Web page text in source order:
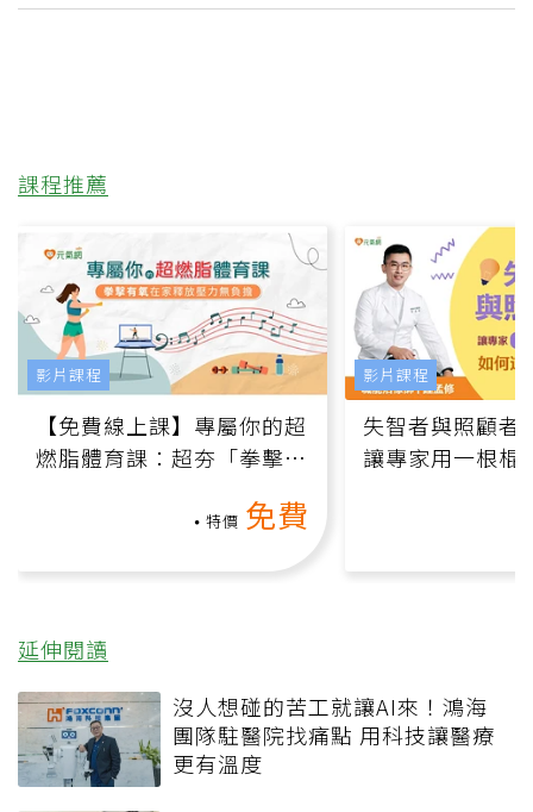
課程推薦
【免費線上課】專屬你的超
燃脂體育課：超夯「拳擊有
特價 免費
影片課程
失智者與照顧者
讓專家用一根棍
影片課程
延伸閱讀
沒人想碰的苦工就讓AI來！鴻海
團隊駐醫院找痛點 用科技讓醫療
更有溫度